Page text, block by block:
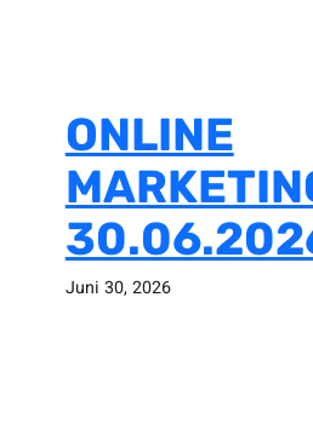
ONLINE
Juni 30, 2026